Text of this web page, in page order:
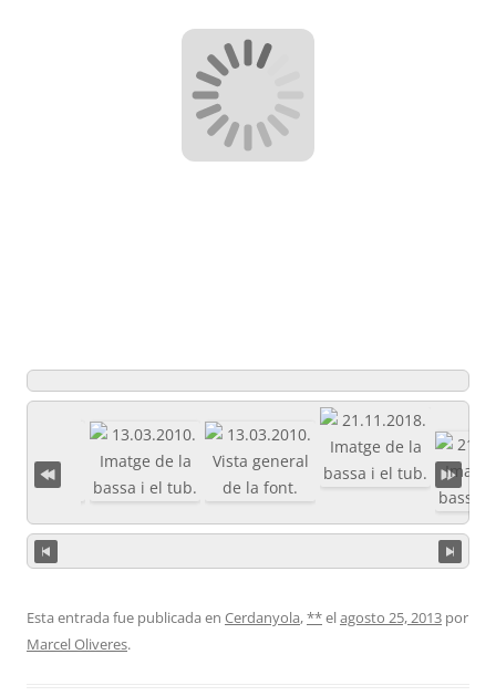
Esta entrada fue publicada en Cerdanyola,**elagosto 25, 2013 por
Marcel Oliveres.